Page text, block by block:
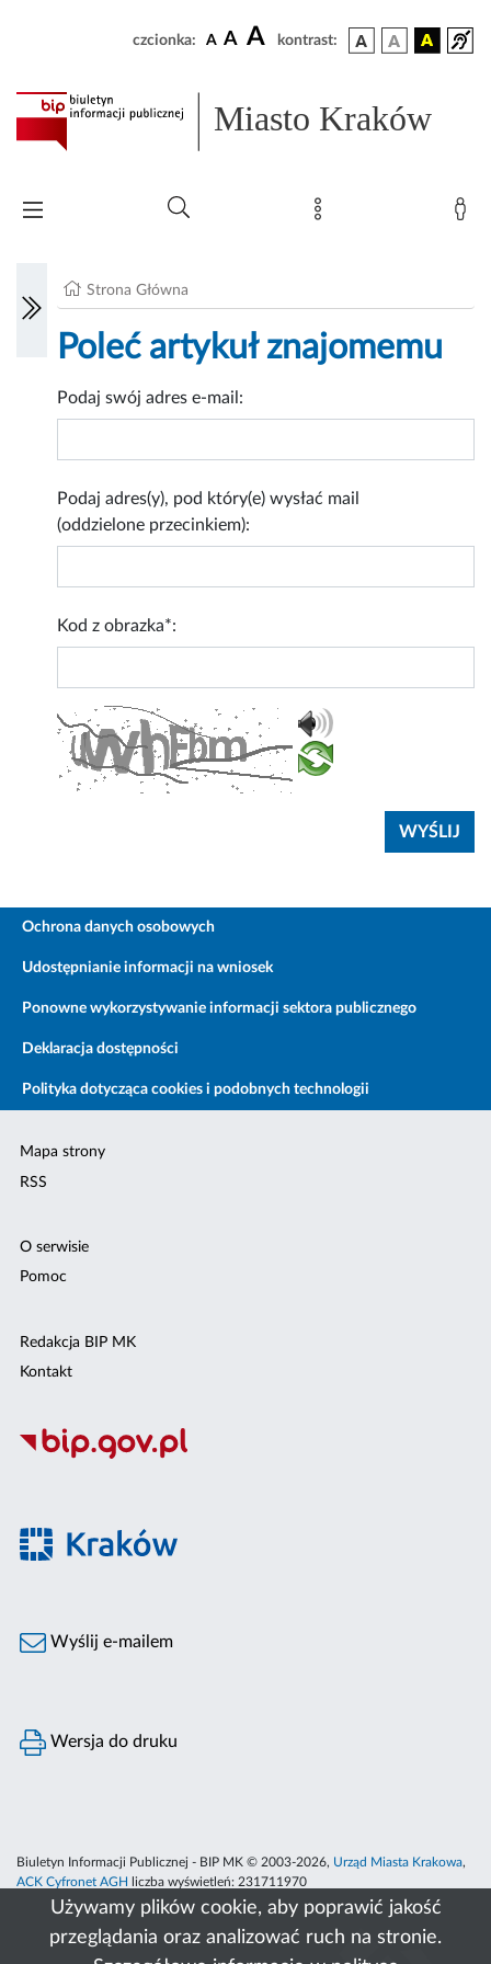
Używamy plików cookie, aby poprawić jakość
przeglądania oraz analizować ruch na stronie.
czcionka: A A A kontrast:
Miasto Kraków
Strona Główna
Poleć artykuł znajomemu
Podaj swój adres e-mail:
Podaj adres(y), pod który(e) wysłać mail
(oddzielone przecinkiem):
Kod z obrazka*:
Ochrona danych osobowych
Udostępnianie informacji na wniosek
Ponowne wykorzystywanie informacji sektora publicznego
Deklaracja dostępności
Polityka dotycząca cookies i podobnych technologii
Mapa strony
RSS
O serwisie
Pomoc
Redakcja BIP MK
Kontakt
Wyślij e-mailem
Wersja do druku
Biuletyn Informacji Publicznej - BIP MK © 2003-2026, Urząd Miasta Krakowa,
ACK Cyfronet AGH
liczba wyświetleń: 231711970